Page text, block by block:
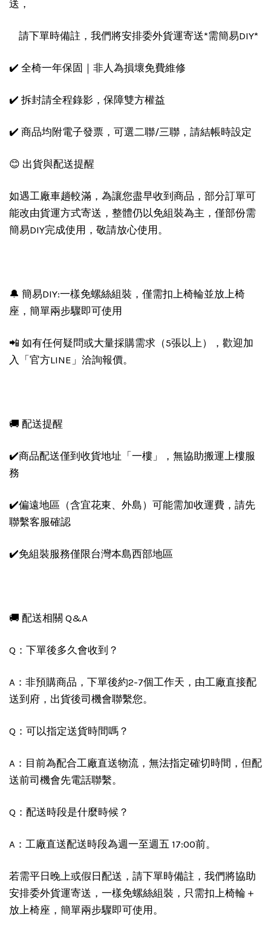
送，
請下單時備註，我們將安排委外貨運寄送*需簡易DIY*
✔️ 全椅一年保固｜非人為損壞免費維修
✔️ 拆封請全程錄影，保障雙方權益
✔️ 商品均附電子發票，可選二聯/三聯，請結帳時設定
😊 出貨與配送提醒
如遇工廠車趟較滿，為讓您盡早收到商品，部分訂單可
能改由貨運方式寄送，整體仍以免組裝為主，僅部份需
簡易DIY完成使用，敬請放心使用。
🔔 簡易DIY:一樣免螺絲組裝，僅需扣上椅輪並放上椅
座，簡單兩步驟即可使用
📲 如有任何疑問或大量採購需求（5張以上），歡迎加
入「官方LINE」洽詢報價。
🚚 配送提醒
✔️商品配送僅到收貨地址「一樓」，無協助搬運上樓服
務
✔️偏遠地區（含宜花東、外島）可能需加收運費，請先
聯繫客服確認
✔️免組裝服務僅限台灣本島西部地區
🚚 配送相關 Q&A
Q：下單後多久會收到？
A：非預購商品，下單後約2-7個工作天，由工廠直接配
送到府，出貨後司機會聯繫您。
Q：可以指定送貨時間嗎？
A：目前為配合工廠直送物流，無法指定確切時間，但配
送前司機會先電話聯繫。
Q：配送時段是什麼時候？
A：工廠直送配送時段為週一至週五 17:00前。
若需平日晚上或假日配送，請下單時備註，我們將協助
安排委外貨運寄送，一樣免螺絲組裝，只需扣上椅輪＋
放上椅座，簡單兩步驟即可使用。